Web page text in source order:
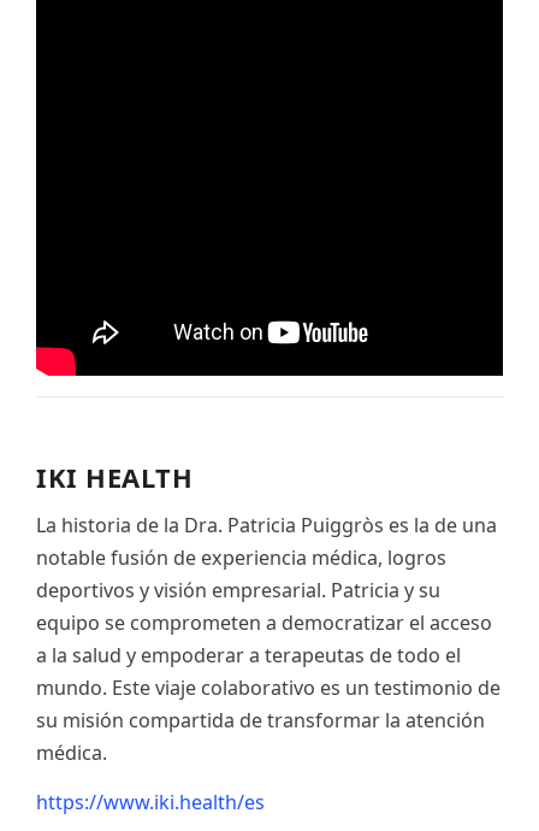
IKI HEALTH
La historia de la Dra. Patricia Puiggròs es la de una
notable fusión de experiencia médica, logros
deportivos y visión empresarial. Patricia y su
equipo se comprometen a democratizar el acceso
a la salud y empoderar a terapeutas de todo el
mundo. Este viaje colaborativo es un testimonio de
su misión compartida de transformar la atención
médica.
https://www.iki.health/es